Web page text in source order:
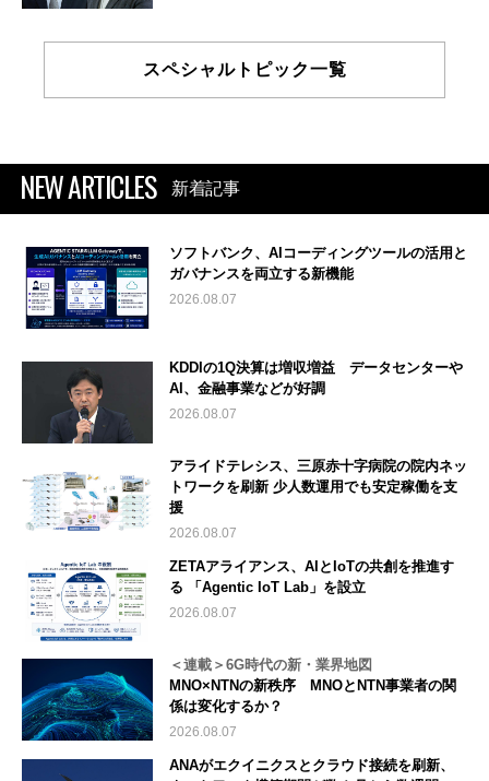
スペシャルトピック一覧
NEW ARTICLES 新着記事
ソフトバンク、AIコーディングツールの活用と
ガバナンスを両立する新機能
2026.08.07
KDDIの1Q決算は増収増益 データセンターや
AI、金融事業などが好調
2026.08.07
アライドテレシス、三原赤十字病院の院内ネッ
トワークを刷新 少人数運用でも安定稼働を支
援
2026.08.07
ZETAアライアンス、AIとIoTの共創を推進す
る 「Agentic IoT Lab」を設立
2026.08.07
＜連載＞6G時代の新・業界地図
MNO×NTNの新秩序 MNOとNTN事業者の関
係は変化するか？
2026.08.07
ANAがエクイニクスとクラウド接続を刷新、